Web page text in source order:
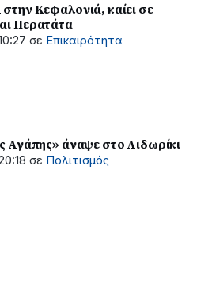
Κεφαλονιά, καίει σε
Περατάτα
σε Επικαιρότητα
Αγάπης» άναψε στο Λιδωρίκι
σε Πολιτισμός